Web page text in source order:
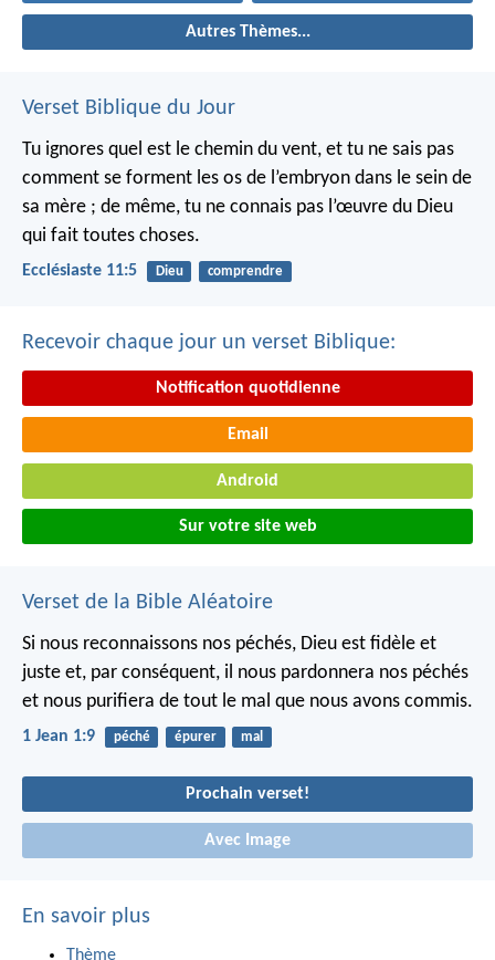
Autres Thèmes...
Verset Biblique du Jour
Tu ignores quel est le chemin du vent, et tu ne sais pas
comment se forment les os de l’embryon dans le sein de
sa mère ; de même, tu ne connais pas l’œuvre du Dieu
qui fait toutes choses.
Ecclésiaste 11:5 Dieu comprendre
Recevoir chaque jour un verset Biblique:
Notification quotidienne
Email
Android
Sur votre site web
Verset de la Bible Aléatoire
Si nous reconnaissons nos péchés, Dieu est fidèle et
juste et, par conséquent, il nous pardonnera nos péchés
et nous purifiera de tout le mal que nous avons commis.
1 Jean 1:9 péché épurer mal
Prochain verset!
Avec Image
En savoir plus
Thème